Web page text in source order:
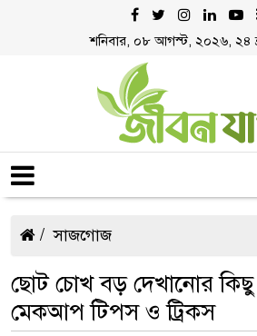
শনিবার, ০৮ আগস্ট, ২০২৬, ২৪
সাজগোজ
ছোট চোখ বড় দেখানোর কিছু
মেকআপ টিপস ও ট্রিকস